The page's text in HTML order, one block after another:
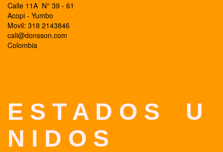
Calle 11A N° 39 - 61
Acopi - Yumbo
Movil: 318 2143846
cali@donsson.com
Colombia
E S T A D O S U
N I D O S